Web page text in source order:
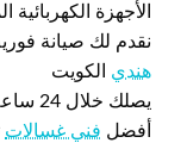
الأجهزة الكهربائية
نقدم لك صيانة
هندي الكويت
يصلك خلال 24 ساعة من تلقي المشكلة.
أفضل فني غسالات